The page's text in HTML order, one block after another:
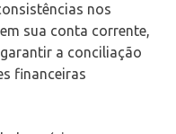
nos
sua conta corrente,
a conciliação
financeiras